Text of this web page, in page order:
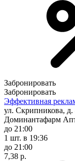
Забронировать
Забронировать
Эффективная
ул. Скрипникова,
Доминантафарм
до 21:00
1 шт. в 19:36
до 21:00
7,38 р.